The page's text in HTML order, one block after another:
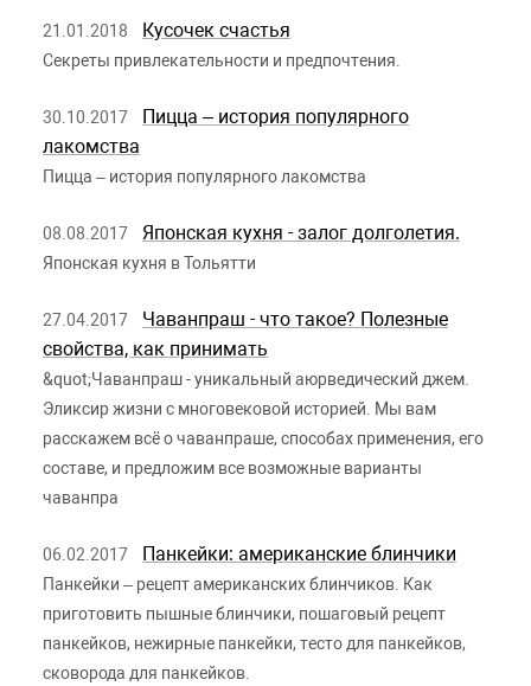
21.01.2018 Кусочек счастья
Секреты привлекательности и предпочтения.
30.10.2017
Пицца – история популярного
лакомства
Пицца – история популярного лакомства
08.08.2017 Японская кухня - залог долголетия.
Японская кухня в Тольятти
27.04.2017
Чаванпраш - что такое? Полезные
свойства, как принимать
&quot;Чаванпраш - уникальный аюрведический джем.
Эликсир жизни с многовековой историей. Мы вам
расскажем всё о чаванпраше, способах применения, его
составе, и предложим все возможные варианты
чаванпра
06.02.2017 Панкейки: американские блинчики
Панкейки – рецепт американских блинчиков. Как
приготовить пышные блинчики, пошаговый рецепт
панкейков, нежирные панкейки, тесто для панкейков,
сковорода для панкейков.